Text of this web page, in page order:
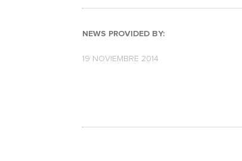
NEWS PROVIDED BY:
19 NOVIEMBRE 2014